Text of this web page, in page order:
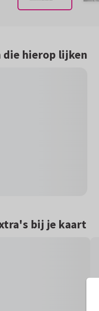
die hierop lijken
bij je kaart